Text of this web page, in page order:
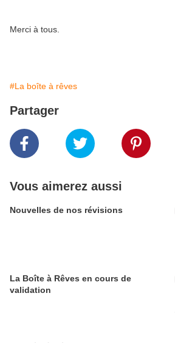
Merci à tous.
#La boîte à rêves
Partager
Vous aimerez aussi
Nouvelles de nos révisions
La Boîte à Rêves en cours de
validation